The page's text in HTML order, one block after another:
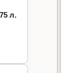
л.